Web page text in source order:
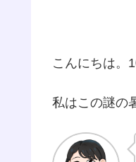
こんにちは。
私はこの謎の